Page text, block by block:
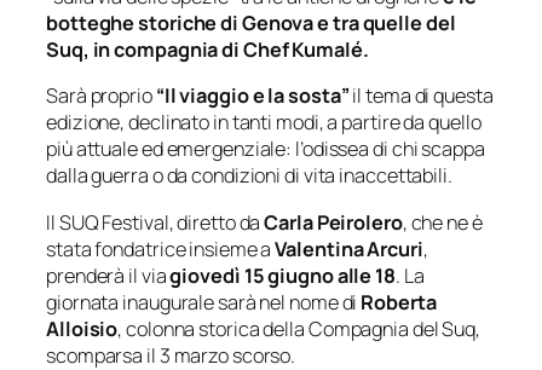
botteghe storiche di Genova e tra quelle del
Suq, in compagnia diChef Kumalé.
Sarà proprio“Il viaggio e la sosta”il tema di questa
edizione, declinato in tanti modi, a partire da quello
più attuale ed emergenziale: l’odissea di chi scappa
dalla guerra o da condizioni di vita inaccettabili.
Il SUQ Festival, diretto daCarla Peirolero, che ne è
stata fondatrice insieme aValentina Arcuri,
prenderà il viagiovedì 15 giugno alle 18. La
giornata inaugurale sarà nel nome di Roberta
Alloisio, colonna storica della Compagnia del Suq,
scomparsa il 3 marzo scorso.